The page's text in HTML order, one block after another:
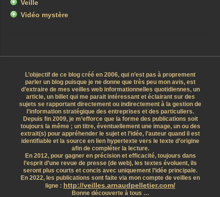
Veille
Vidéo mystère
L’objectif de ce blog créé en 2006, qui n’est pas à proprement
parler un blog puisque je ne donne que très peu mon avis, est
d’extraire de mes veilles web informationnelles quotidiennes, un
article, un billet qui me parait intéressant et éclairant sur des
sujets se rapportant directement ou indirectement à la gestion de
l’information stratégique des entreprises et des particuliers.
Depuis fin 2009, je m’efforce que la forme des publications soit
toujours la même ; un titre, éventuellement une image, un ou des
extrait(s) pour appréhender le sujet et l’idée, l’auteur quand il est
identifiable et la source en lien hypertexte vers le texte d’origine
afin de compléter la lecture.
En 2012, pour gagner en précision et efficacité, toujours dans
l’esprit d’une revue de presse (de web), les textes évoluent, ils
seront plus courts et concis avec uniquement l’idée principale.
En 2022, les publications sont faite via mon compte de veilles en
ligne : http://veilles.arnaudpelletier.com/
Bonne découverte à tous …